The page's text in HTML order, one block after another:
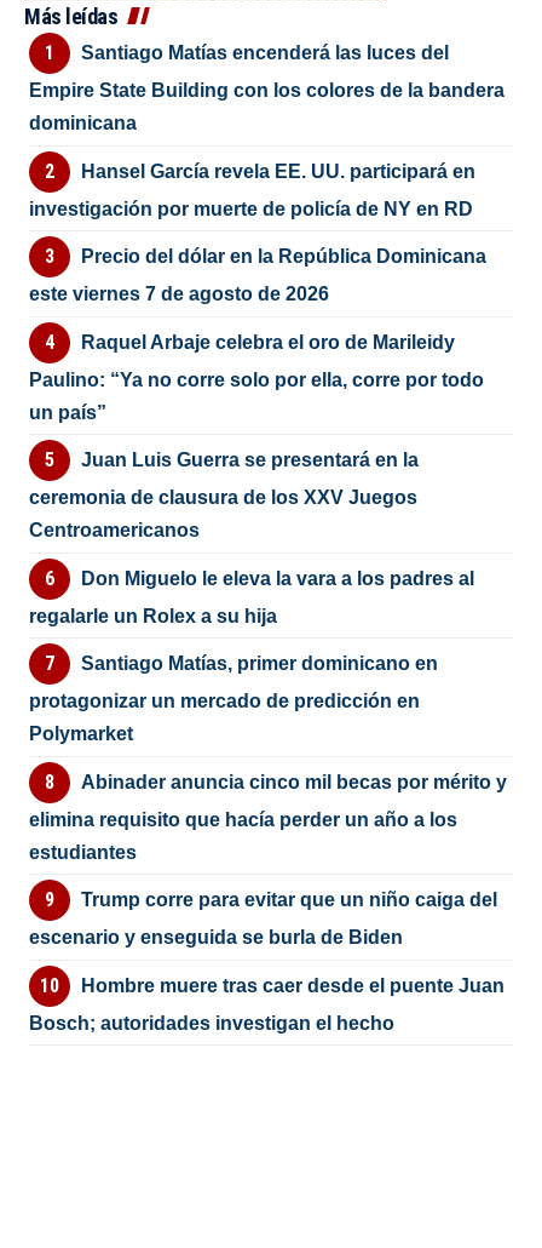
Más leídas
Santiago Matías encenderá las luces del
Empire State Building con los colores de la bandera
dominicana
Hansel García revela EE. UU. participará en
investigación por muerte de policía de NY en RD
Precio del dólar en la República Dominicana
este viernes 7 de agosto de 2026
Raquel Arbaje celebra el oro de Marileidy
Paulino: “Ya no corre solo por ella, corre por todo
un país”
Juan Luis Guerra se presentará en la
ceremonia de clausura de los XXV Juegos
Centroamericanos
Don Miguelo le eleva la vara a los padres al
regalarle un Rolex a su hija
Santiago Matías, primer dominicano en
protagonizar un mercado de predicción en
Polymarket
Abinader anuncia cinco mil becas por mérito y
elimina requisito que hacía perder un año a los
estudiantes
Trump corre para evitar que un niño caiga del
escenario y enseguida se burla de Biden
Hombre muere tras caer desde el puente Juan
Bosch; autoridades investigan el hecho